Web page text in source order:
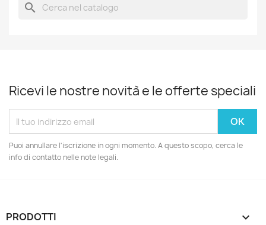
search
Ricevi le nostre novità e le offerte speciali
Puoi annullare l'iscrizione in ogni momento. A questo scopo, cerca le
info di contatto nelle note legali.
PRODOTTI 